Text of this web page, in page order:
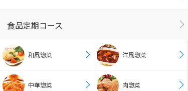
食品定期コース
和風惣菜 洋風惣菜
中華惣菜 肉惣菜